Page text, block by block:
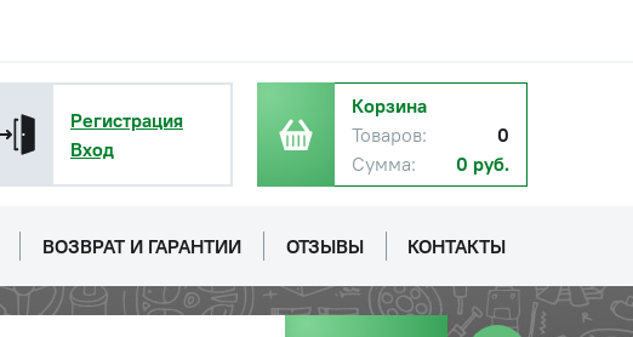
Регистрация
Вход
Корзина
Товаров:
0
Сумма:
0 руб.
ВОЗВРАТ И ГАРАНТИИ ОТЗЫВЫ КОНТАКТЫ